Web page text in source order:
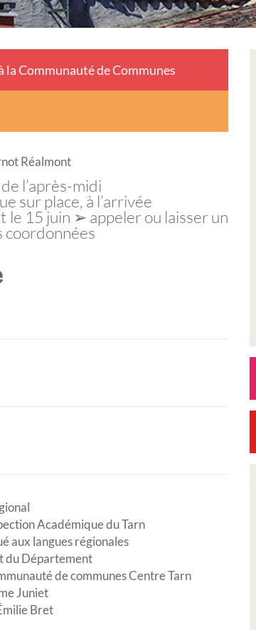
la Communauté de Communes
Réalmont
l’après-midi
sur place, à l’arrivée
le 15 juin ➢ appeler ou laisser un
coordonnées
Académique du Tarn
aux langues régionales
du Département
de communes Centre Tarn
Juniet
Bret